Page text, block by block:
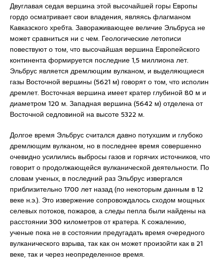
Двуглавая седая вершина этой высочайшей горы Европы
гордо осматривает свои владения, являясь флагманом
Кавказского хребта. Завораживающее величие Эльбруса не
может сравниться ни с чем. Геологические летописи
повествуют о том, что высочайшая вершина Европейского
континента формируется последние 1,5 миллиона лет.
Эльбрус является дремлющим вулканом, и выделяющиеся
газы Восточной вершины (5621 м) говорят о том, что исполин
дремлет. Восточная вершина имеет кратер глубиной 80 м и
диаметром 120 м. Западная вершина (5642 м) отделена от
Восточной седловиной на высоте 5322 м.
Долгое время Эльбрус считался давно потухшим и глубоко
дремлющим вулканом, но в последнее время совершенно
очевидно усилились выбросы газов и горячих источников, что
говорит о продолжающейся вулканической деятельности. По
словам ученых, в последний раз Эльбрус извергался
приблизительно 1700 лет назад (по некоторым данным в 12
веке н.э.). Это извержение сопровождалось сходом мощных
селевых потоков, пожаров, а следы пепла были найдены на
расстоянии 300 километров от кратера. К сожалению,
ученые пока не в состоянии предугадать время очередного
вулканического взрыва, так как он может произойти как в 21
веке, так и через неопределенное время.